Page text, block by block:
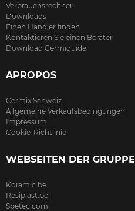
Verbrauchsrechner
Downloads
Einen Händler finden
Kontaktieren Sie einen Berater
Download Cermiguide
APROPOS
Cermix Schweiz
Allgemeine Verkaufsbedingungen
Impressum
Cookie-Richtlinie
WEBSEITEN DER GRUPPE
Koramic.be
Resiplast.be
Spetec.com